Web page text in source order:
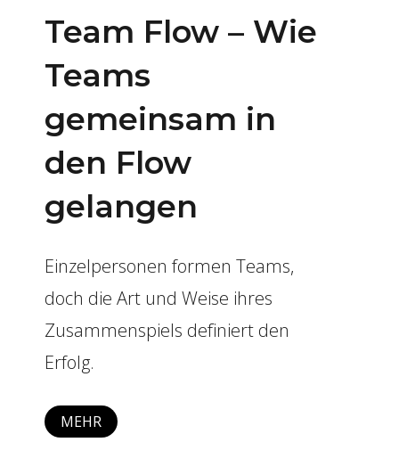
Team Flow – Wie
Teams
gemeinsam in
den Flow
gelangen
Einzelpersonen formen Teams,
doch die Art und Weise ihres
Zusammenspiels definiert den
Erfolg.
MEHR